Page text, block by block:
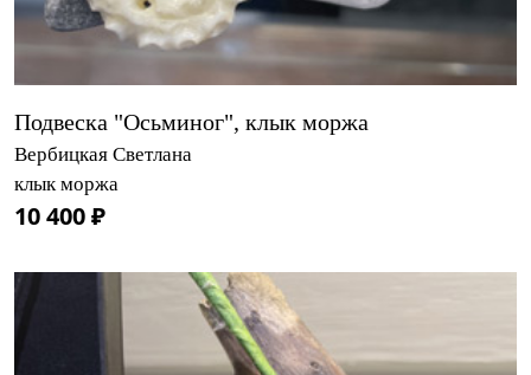
Подвеска "Осьминог", клык моржа
Вербицкая Светлана
клык моржа
10 400 ₽